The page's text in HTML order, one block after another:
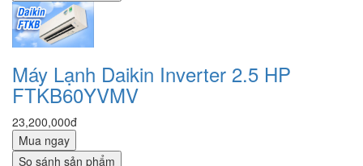
Máy Lạnh Daikin Inverter 2.5 HP
FTKB60YVMV
23,200,000đ
Mua ngay
So sánh sản phẩm